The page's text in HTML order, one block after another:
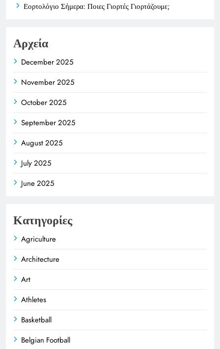
Εορτολόγιο Σήμερα: Ποιες Γιορτές Γιορτάζουμε;
Αρχεία
December 2025
November 2025
October 2025
September 2025
August 2025
July 2025
June 2025
Κατηγορίες
Agriculture
Architecture
Art
Athletes
Basketball
Belgian Football